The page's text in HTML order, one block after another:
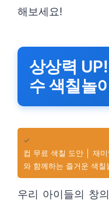
해보세요!
상상력
수 색칠놀
✓
컵 무료 색칠 도안 │ 재
와 함께하는 즐거운 색칠
우리 아이들의 창